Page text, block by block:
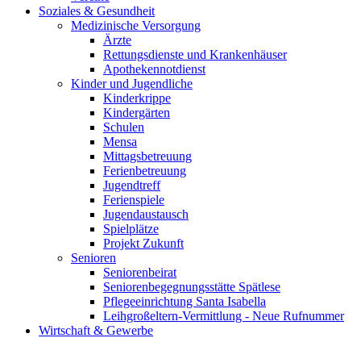
Soziales & Gesundheit
Medizinische Versorgung
Ärzte
Rettungsdienste und Krankenhäuser
Apothekennotdienst
Kinder und Jugendliche
Kinderkrippe
Kindergärten
Schulen
Mensa
Mittagsbetreuung
Ferienbetreuung
Jugendtreff
Ferienspiele
Jugendaustausch
Spielplätze
Projekt Zukunft
Senioren
Seniorenbeirat
Seniorenbegegnungsstätte Spätlese
Pflegeeinrichtung Santa Isabella
Leihgroßeltern-Vermittlung - Neue Rufnummer
Wirtschaft & Gewerbe